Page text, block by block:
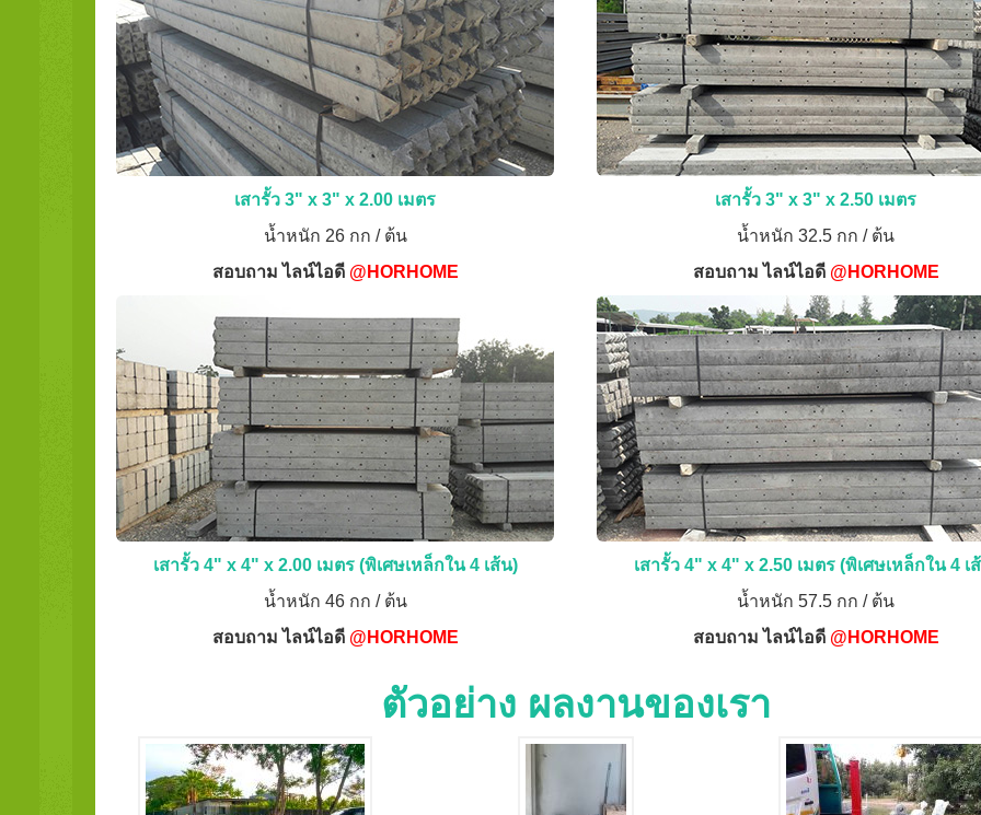
เสารั้ว 3" x 3" x 2.00 เมตร
น้ำหนัก 26 กก / ต้น
สอบถาม ไลน์ไอดี @HORHOME
เสารั้ว 3" x 3" x 2.50 เมตร
น้ำหนัก 32.5 กก / ต้น
สอบถาม ไลน์ไอดี @HORHOME
เสารั้ว 4" x 4" x 2.00 เมตร (พิเศษเหล็กใน 4 เส้น)
น้ำหนัก 46 กก / ต้น
สอบถาม ไลน์ไอดี @HORHOME
เสารั้ว 4" x 4" x 2.50 เมตร (พิเศษเหล็กใน 4 เ
น้ำหนัก 57.5 กก / ต้น
สอบถาม ไลน์ไอดี @HORHOME
ตัวอย่าง ผลงานของเรา